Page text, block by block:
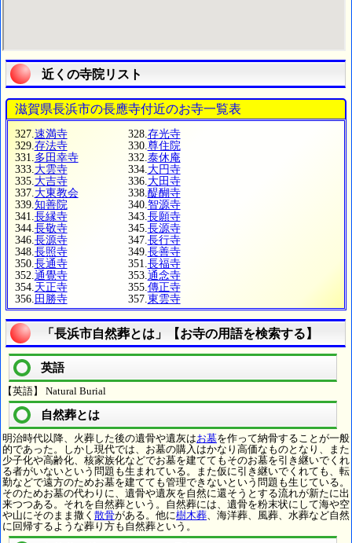
近くの寺院リスト
滋賀県長浜市の長應寺付近のお寺一覧表
327. 速満寺 328. 存光寺
329. 存法寺 330. 尊住院
331. 多田幸寺 332. 泰休庵
333. 大雲寺 334. 大円寺
335. 大吉寺 336. 大田寺
337. 大東教会 338. 醍醐寺
339. 知善院 340. 智源寺
341. 長縁寺 343. 長願寺
344. 長敬寺 345. 長源寺
346. 長源寺 347. 長行寺
348. 長照寺 349. 長善寺
350. 長通寺 351. 長福寺
352. 通覺寺 353. 通念寺
354. 天正寺 355. 傳正寺
356. 田勝寺 357. 東雲寺
「長浜市自然葬とは」【お寺の用語を検索する】
英語
【英語】 Natural Burial
自然葬とは
明治時代以降、火葬した後の遺骨や遺灰はお墓を作って納骨することが一般
的であった。しかし現代では、お墓の購入はかなり高価なものとなり、また
少子化や高齢化、核家族化などでお墓を建ててもそのお墓を引き継いでくれ
る者がいないという問題も生まれている。また仮に引き継いでくれても、転
勤などで遠方のためお墓を建てても管理できないという問題も生じている。
そのためお墓の代わりに、遺骨や遺灰を自然に還そうとする流れが新たに出
来つつある。それを自然葬という。自然葬には、遺骨を粉末状にして海や空
や山にそのまま撒く 散骨がある。他に樹木葬、海洋葬、風葬、水葬など自然
に回帰するような葬り方も自然葬という。